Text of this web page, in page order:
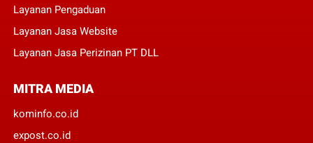
Layanan Pengaduan
Layanan Jasa Website
Layanan Jasa Perizinan PT DLL
MITRA MEDIA
kominfo.co.id
expost.co.id